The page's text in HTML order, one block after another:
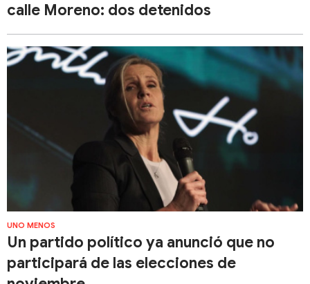
calle Moreno: dos detenidos
UNO MENOS
Un partido político ya anunció que no
participará de las elecciones de